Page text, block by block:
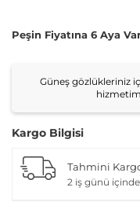
Peşin Fiyatına 6 Aya
Güneş gözlükleriniz
Kargo Bilgisi
Tahmini
2 iş günü içinde